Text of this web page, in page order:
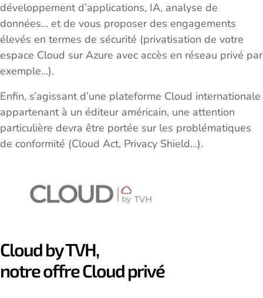
développement d’applications, IA, analyse de
données… et de vous proposer des engagements
élevés en termes de sécurité (privatisation de votre
espace Cloud sur Azure avec accès en réseau privé par
exemple…).
Enfin, s’agissant d’une plateforme Cloud internationale
appartenant à un éditeur américain, une attention
particulière devra être portée sur les problématiques
de conformité (Cloud Act, Privacy Shield…).
Cloud by TVH,
notre offre Cloud privé